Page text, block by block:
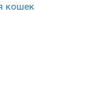
кошек